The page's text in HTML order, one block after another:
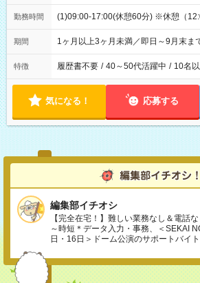
勤務時間 (1)09:00-17:00(休憩60分) ※休憩（
期間 1ヶ月以上3ヶ月未満／即日～9月末ま
特徴 履歴書不要 / 40～50代活躍中 / 10名
気になる！ 応募する
編集部イチオシ
【完全在宅！】難しい業務なし＆電話
～時短＊データ入力・事務、＜SEKAI
日・16日＞ドーム公演のサポートバイ